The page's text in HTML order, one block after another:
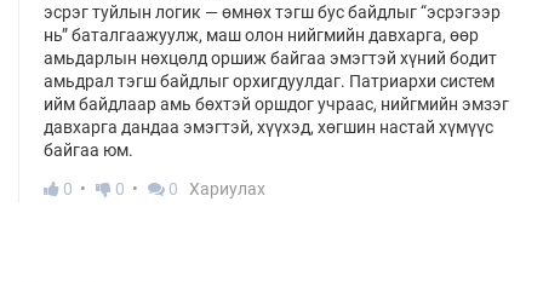
эсрэг туйлын логик — өмнөх тэгш бус байдлыг “эсрэгээр
нь” баталгаажуулж, маш олон нийгмийн давхарга, өөр
амьдарлын нөхцөлд оршиж байгаа эмэгтэй хүний бодит
амьдрал тэгш байдлыг орхигдуулдаг. Патриархи систем
ийм байдлаар амь бөхтэй оршдог учраас, нийгмийн эмзэг
давхарга дандаа эмэгтэй, хүүхэд, хөгшин настай хүмүүс
байгаа юм.
0
0 0 Хариулах